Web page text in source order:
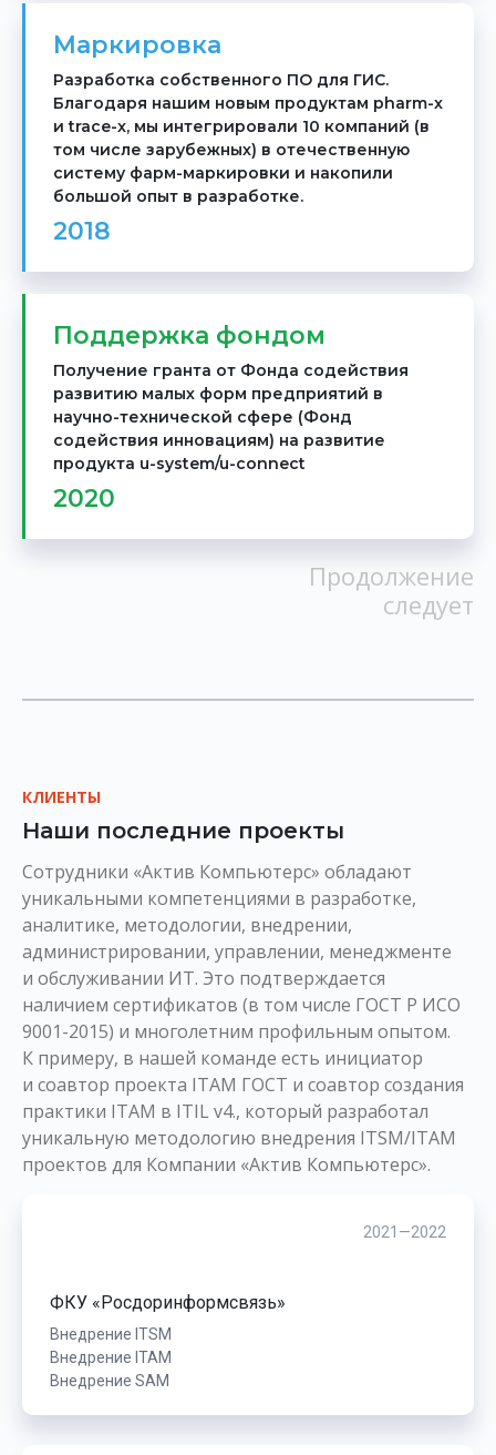
Маркировка
Разработка собственного ПО для ГИС.
Благодаря нашим новым продуктам pharm-x
и trace-x, мы интегрировали 10 компаний (в
том числе зарубежных) в отечественную
систему фарм-маркировки и накопили
большой опыт в разработке.
2018
Поддержка фондом
Получение гранта от Фонда содействия
развитию малых форм предприятий в
научно-технической сфере (Фонд
содействия инновациям) на развитие
продукта u-system/u-connect
2020
Продолжение
следует
КЛИЕНТЫ
Наши последние проекты
Сотрудники «Актив Компьютерс» обладают
уникальными компетенциями в разработке,
аналитике, методологии, внедрении,
администрировании, управлении, менеджменте
и обслуживании ИТ. Это подтверждается
наличием сертификатов (в том числе ГОСТ Р ИСО
9001-2015) и многолетним профильным опытом.
К примеру, в нашей команде есть инициатор
и соавтор проекта ITAM ГОСТ и соавтор создания
практики ITAM в ITIL v4., который разработал
уникальную методологию внедрения ITSM/ITAM
проектов для Компании «Актив Компьютерс».
2021—2022
ФКУ «Росдоринформсвязь»
Внедрение ITSM
Внедрение ITAM
Внедрение SAM